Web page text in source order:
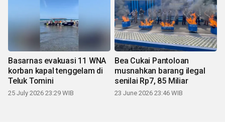
Basarnas evakuasi 11 WNA
korban kapal tenggelam di
Teluk Tomini
25 July 2026 23:29 WIB
Bea Cukai Pantoloan
musnahkan barang ilegal
senilai Rp7, 85 Miliar
23 June 2026 23:46 WIB